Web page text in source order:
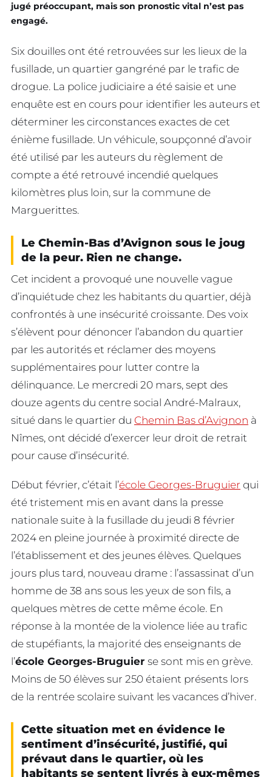
jugé préoccupant, mais son pronostic vital n’est pas
engagé.
Six douilles ont été retrouvées sur les lieux de la
fusillade, un quartier gangréné par le trafic de
drogue. La police judiciaire a été saisie et une
enquête est en cours pour identifier les auteurs et
déterminer les circonstances exactes de cet
énième fusillade. Un véhicule, soupçonné d’avoir
été utilisé par les auteurs du règlement de
compte a été retrouvé incendié quelques
kilomètres plus loin, sur la commune de
Marguerittes.
Le Chemin-Bas d’Avignon sous le joug
de la peur. Rien ne change.
Cet incident a provoqué une nouvelle vague
d’inquiétude chez les habitants du quartier, déjà
confrontés à une insécurité croissante. Des voix
s’élèvent pour dénoncer l’abandon du quartier
par les autorités et réclamer des moyens
supplémentaires pour lutter contre la
délinquance. Le mercredi 20 mars, sept des
douze agents du centre social André-Malraux,
situé dans le quartier du Chemin Bas d’Avignon à
Nîmes, ont décidé d’exercer leur droit de retrait
pour cause d’insécurité.
Début février, c’était l’école Georges-Bruguier qui
été tristement mis en avant dans la presse
nationale suite à la fusillade du jeudi 8 février
2024 en pleine journée à proximité directe de
l’établissement et des jeunes élèves. Quelques
jours plus tard, nouveau drame : l’assassinat d’un
homme de 38 ans sous les yeux de son fils, a
quelques mètres de cette même école. En
réponse à la montée de la violence liée au trafic
de stupéfiants, la majorité des enseignants de
l’école Georges-Bruguier se sont mis en grève.
Moins de 50 élèves sur 250 étaient présents lors
de la rentrée scolaire suivant les vacances d’hiver.
Cette situation met en évidence le
sentiment d’insécurité, justifié, qui
prévaut dans le quartier, où les
habitants se sentent livrés à eux-mêmes